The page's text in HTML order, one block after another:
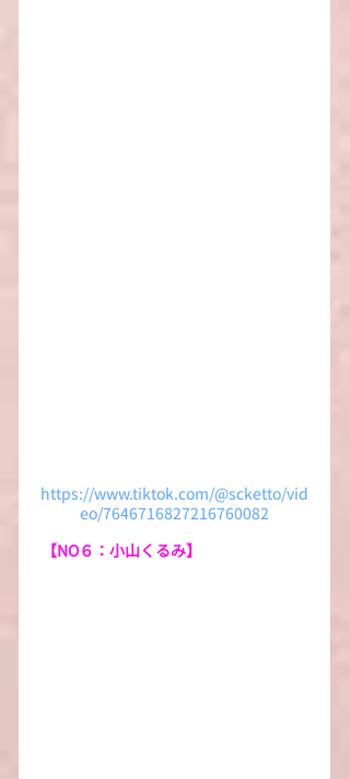
https://www.tiktok.com/@scketto/vid
eo/7646716827216760082
【NO６：小山くるみ】